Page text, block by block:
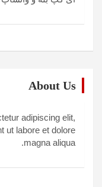
About Us
adipiscing elit,
ut labore et dolore
magna aliqua.